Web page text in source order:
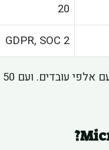
20
GDPR, SOC 2